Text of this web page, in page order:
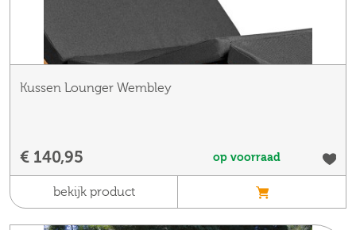
Kussen Lounger Wembley
€ 140,95 op voorraad
bekijk product